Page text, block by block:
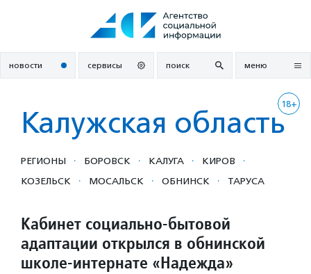
новости сервисы поиск меню
18+
Калужская область
РЕГИОНЫ · БОРОВСК · КАЛУГА · КИРОВ ·
КОЗЕЛЬСК · МОСАЛЬСК · ОБНИНСК · ТАРУСА
Кабинет социально-бытовой
адаптации открылся в обнинской
школе-интернате «Надежда»